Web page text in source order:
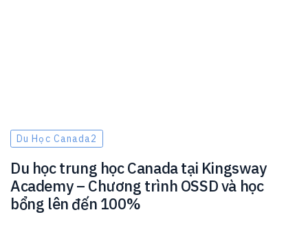
Du Học Canada2
Du học trung học Canada tại Kingsway
Academy – Chương trình OSSD và học
bổng lên đến 100%